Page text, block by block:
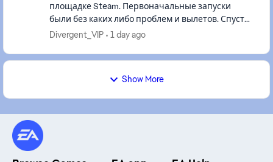
площадке Steam. Первоначальные запуски
были без каких либо проблем и вылетов. Спустя
месяц начала произвольно закрываться без
Divergent_VIP 1 day ago
Show More